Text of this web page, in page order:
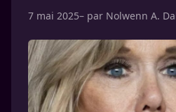
7 mai 2025– par Nolwenn A.